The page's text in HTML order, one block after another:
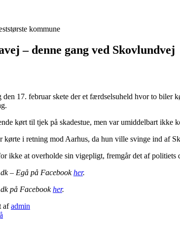
kommune
– denne gang ved Skovlundvej
den 17. februar skete der et færdselsuheld hvor to
kørt til tjek på skadestue, men var umiddelbart ikke
i retning mod Aarhus, da hun ville svinge ind af
ikke at overholde sin vigepligt, fremgår det af politiets
– Egå på Facebookher.
på Facebookher.
afadmin